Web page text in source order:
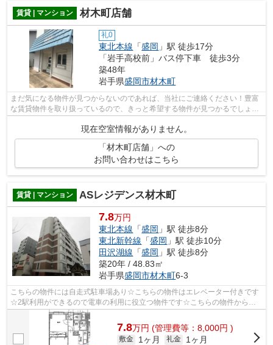
賃貸 | マンション 材木町店舗
礼0
東北本線 「盛岡 」駅 徒歩17分
「岩手高校前」バス停下車 徒歩3分
築48年
岩手県盛岡市材木町
まだ気になる物件が見つからないのであれば、当社にご連絡ください！豊富
な賃貸物件を取り扱っているので、きっと希望する物件が見つかるでしょ
う。
現在空室情報がありません。
「材木町店舗」への
お問い合わせはこちら
賃貸 | マンション ASレジデンス材木町
7.8万円
東北本線 「盛岡 」駅 徒歩8分
東北新幹線 「盛岡 」駅 徒歩10分
田沢湖線 「盛岡 」駅 徒歩8分
築20年 / 48.83㎡
岩手県盛岡市材木町6-3
こちらの物件には自走式駐車場あり☆こちらの物件はエレベーター付きです
☆2駅利用ができるので電車の利用に役立つ物件です☆こちらの物件から、
100mの距離に駐車場あり☆ご来店予約やご質...
7.8万円 (管理費等：8,000円 )
敷金 1ヶ月 礼金
1ヶ月